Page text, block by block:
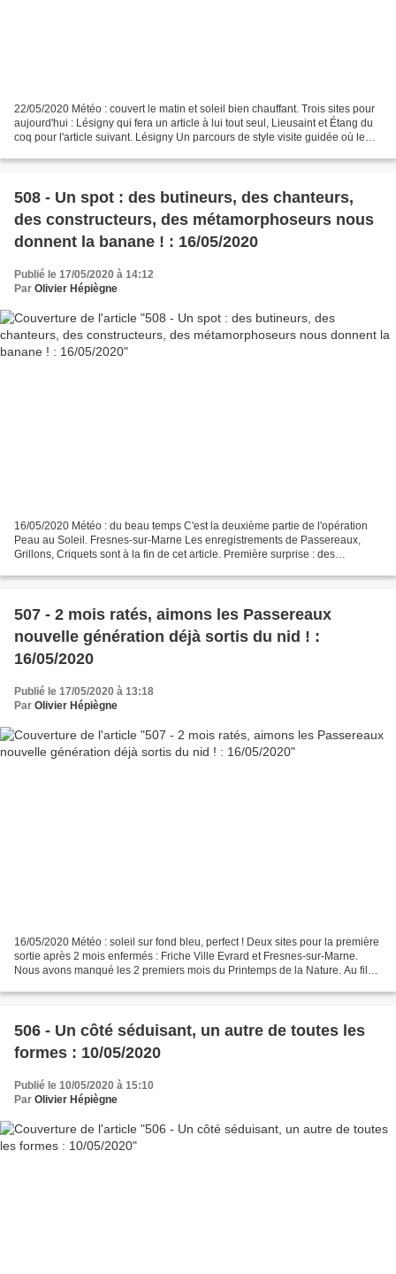
22/05/2020 Météo : couvert le matin et soleil bien chauffant. Trois sites pour
aujourd'hui : Lésigny qui fera un article à lui tout seul, Lieusaint et Étang du
coq pour l'article suivant. Lésigny Un parcours de style visite guidée où le
508 - Un spot : des butineurs, des chanteurs,
des constructeurs, des métamorphoseurs nous
donnent la banane ! : 16/05/2020
Publié le 17/05/2020 à 14:12
Par Olivier Hépiègne
16/05/2020 Météo : du beau temps C'est la deuxième partie de l'opération
Peau au Soleil. Fresnes-sur-Marne Les enregistrements de Passereaux,
Grillons, Criquets sont à la fin de cet article. Première surprise : des
507 - 2 mois ratés, aimons les Passereaux
nouvelle génération déjà sortis du nid ! :
16/05/2020
Publié le 17/05/2020 à 13:18
Par Olivier Hépiègne
16/05/2020 Météo : soleil sur fond bleu, perfect ! Deux sites pour la première
sortie après 2 mois enfermés : Friche Ville Evrard et Fresnes-sur-Marne.
Nous avons manqué les 2 premiers mois du Printemps de la Nature. Au fil
506 - Un côté séduisant, un autre de toutes les
formes : 10/05/2020
Publié le 10/05/2020 à 15:10
Par Olivier Hépiègne